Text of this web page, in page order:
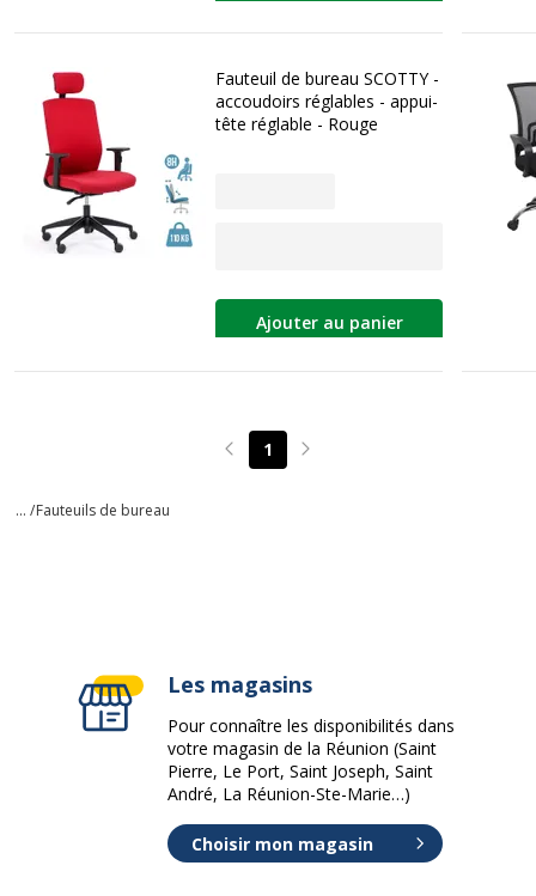
Fauteuil de bureau SCOTTY -
accoudoirs réglables - appui-
tête réglable - Rouge
Ajouter au panier
Page précédente
1 Page suivante
... /Fauteuils de bureau
Les magasins
Pour connaître les disponibilités dans
votre magasin de la Réunion (Saint
Pierre, Le Port, Saint Joseph, Saint
André, La Réunion-Ste-Marie…)
Choisir mon magasin